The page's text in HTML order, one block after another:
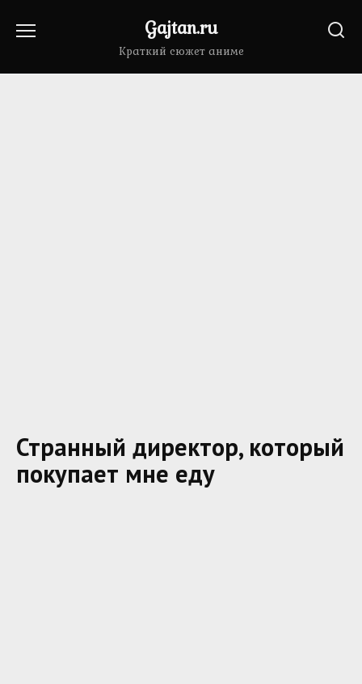
Gajtan.ru
Краткий сюжет аниме
Странный директор, который
покупает мне еду